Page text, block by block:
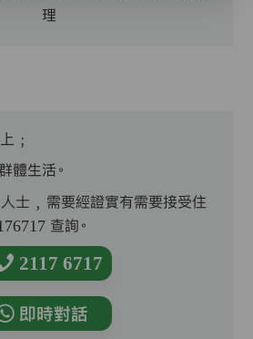
理
﹔
體生活。
士﹐需要經證實有需要接受住
查詢。
2117 6717
即時對話